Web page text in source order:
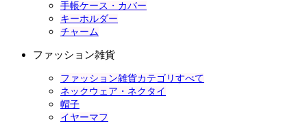
手帳ケース・カバー
キーホルダー
チャーム
ファッション雑貨
ファッション雑貨カテゴリすべて
ネックウェア・ネクタイ
帽子
イヤーマフ